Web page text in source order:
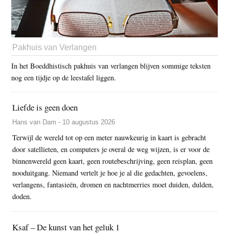
Pakhuis van Verlangen
In het Boeddhistisch pakhuis van verlangen blijven sommige teksten
nog een tijdje op de leestafel liggen.
Liefde is geen doen
Hans van Dam - 10 augustus 2026
Terwijl de wereld tot op een meter nauwkeurig in kaart is gebracht
door satellieten, en computers je overal de weg wijzen, is er voor de
binnenwereld geen kaart, geen routebeschrijving, geen reisplan, geen
nooduitgang. Niemand vertelt je hoe je al die gedachten, gevoelens,
verlangens, fantasieën, dromen en nachtmerries moet duiden, dulden,
doden.
Ksaf – De kunst van het geluk 1